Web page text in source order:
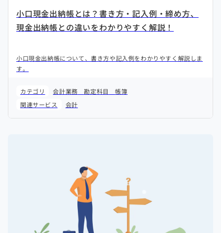
小口現金出納帳とは？書き方・記入例・締め方、
現金出納帳との違いをわかりやすく解説！
小口現金出納帳について、書き方や記入例をわかりやすく解説しま
す。
カテゴリ 会計業務 勘定科目
帳簿
関連サービス
会計